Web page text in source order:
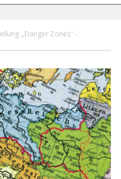
„Danger Zones“ -